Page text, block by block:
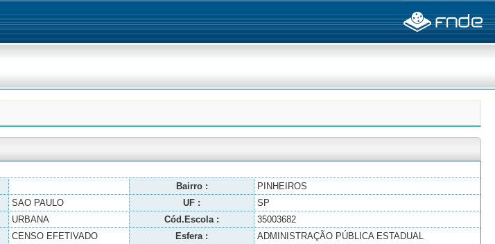
Bairro :
PINHEIROS
SAO PAULO UF :
SP
URBANA Cód.Escola :
35003682
CENSO EFETIVADO Esfera :
ADMINISTRAÇÃO PÚBLICA ESTADUAL